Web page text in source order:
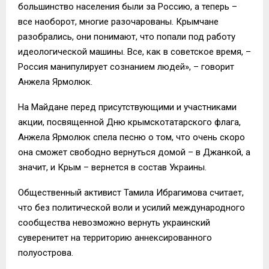
большинство населения были за Россию, а теперь –
все наоборот, многие разочарованы. Крымчане
разобрались, они понимают, что попали под работу
идеологической машины. Все, как в советское время, –
Россия манипулирует сознанием людей», – говорит
Анжела Ярмолюк.
На Майдане перед присутствующими и участниками
акции, посвященной Дню крымскотатарского флага,
Анжела Ярмолюк спела песню о том, что очень скоро
она сможет свободно вернуться домой – в Джанкой, а
значит, и Крым – вернется в состав Украины.
Общественный активист Тамила Ибрагимова считает,
что без политической воли и усилий международного
сообщества невозможно вернуть украинский
суверенитет на территорию аннексированного
полуострова.